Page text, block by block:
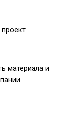
материала и